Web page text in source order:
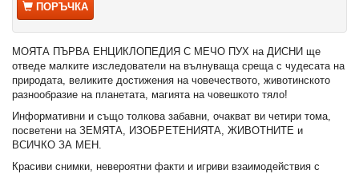
ПОРЪЧКА
МОЯТА ПЪРВА ЕНЦИКЛОПЕДИЯ С МЕЧО ПУХ на ДИСНИ ще
отведе малките изследователи на вълнуваща среща с чудесата на
природата, великите достижения на човечеството, животинското
разнообразие на планетата, магията на човешкото тяло!
Информативни и също толкова забавни, очакват ви четири тома,
посветени на ЗЕМЯТА, ИЗОБРЕТЕНИЯТА, ЖИВОТНИТЕ и
ВСИЧКО ЗА МЕН.
Красиви снимки, невероятни факти и игриви взаимодействия с